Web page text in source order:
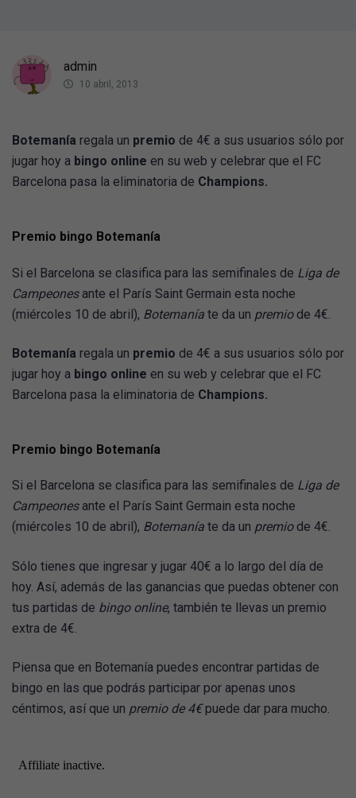
admin
10 abril, 2013
Botemanía regala un premio de 4€ a sus usuarios sólo por
jugar hoy a bingo online en su web y celebrar que el FC
Barcelona pasa la eliminatoria de Champions.
Premio bingo Botemanía
Si el Barcelona se clasifica para las semifinales de Liga de
Campeonesante el París Saint Germain esta noche
(miércoles 10 de abril), Botemanía te da un premiode 4€.
Botemanía regala un premio de 4€ a sus usuarios sólo por
jugar hoy a bingo online en su web y celebrar que el FC
Barcelona pasa la eliminatoria de Champions.
Premio bingo Botemanía
Si el Barcelona se clasifica para las semifinales de Liga de
Campeonesante el París Saint Germain esta noche
(miércoles 10 de abril), Botemanía te da un premiode 4€.
Sólo tienes que ingresar y jugar 40€ a lo largo del día de
hoy. Así, además de las ganancias que puedas obtener con
tus partidas de bingo online, también te llevas un premio
extra de 4€.
Piensa que en Botemanía puedes encontrar partidas de
bingo en las que podrás participar por apenas unos
céntimos, así que un premio de 4€puede dar para mucho.